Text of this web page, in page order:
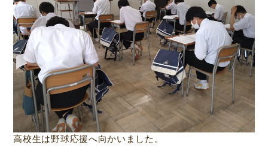
高校生は野球応援へ向かいました。